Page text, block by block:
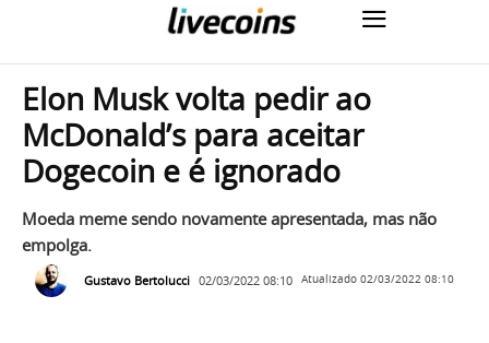
Elon Musk volta pedir ao
McDonald’s para aceitar
Dogecoin e é ignorado
Moeda meme sendo novamente apresentada, mas não
empolga.
Gustavo Bertolucci 02/03/2022 08:10 Atualizado 02/03/2022 08:10